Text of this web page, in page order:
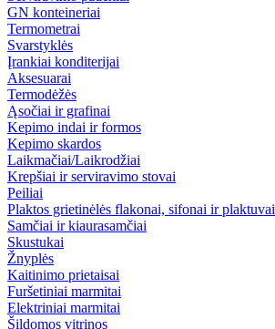
GN konteineriai
Termometrai
Svarstyklės
Įrankiai konditerijai
Aksesuarai
Termodėžės
Ąsočiai ir grafinai
Kepimo indai ir formos
Kepimo skardos
Laikmačiai/Laikrodžiai
Krepšiai ir serviravimo stovai
Peiliai
Plaktos grietinėlės flakonai, sifonai ir plaktuvai
Samčiai ir kiaurasamčiai
Skustukai
Žnyplės
Kaitinimo prietaisai
Furšetiniai marmitai
Elektriniai marmitai
Šildomos vitrinos